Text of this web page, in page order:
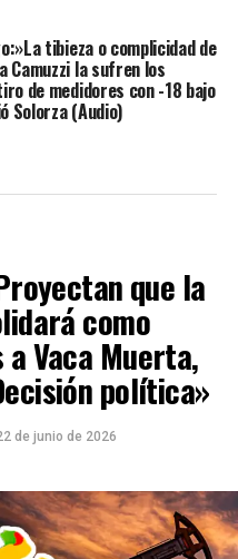
tibieza o complicidad de
Camuzzi la sufren los
de medidores con -18 bajo
Solorza (Audio)
que la
como
Vaca Muerta,
política»
de junio de 2026